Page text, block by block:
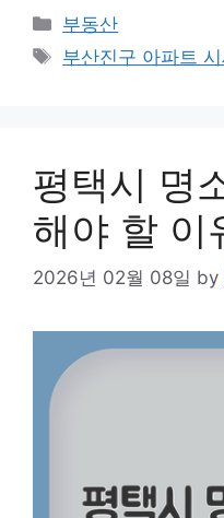
Categories
부동산
Tags
부산진구 아파트 시
평택시 명
해야 할 이
2026년 02월 08일 by